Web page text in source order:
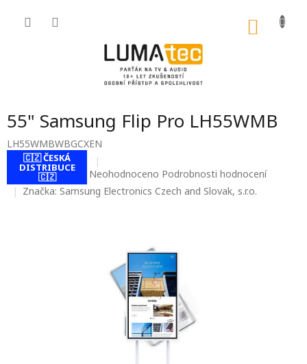
55" Samsung Flip Pro LH55WMB
LH55WMBWBGCXEN
🇨🇿 ČESKÁ
DISTRIBUCE
🇨🇿
Průměrné
hodnocení
produktu
hvězdiček.
Neohodnoceno Podrobnosti hodnocení
Značka: Samsung Electronics Czech and Slovak, s.r.o.